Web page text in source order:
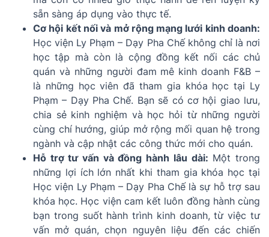
sẵn sàng áp dụng vào thực tế.
Cơ hội kết nối và mở rộng mạng lưới kinh doanh:
Học viện Ly Phạm – Dạy Pha Chế không chỉ là nơi
học tập mà còn là cộng đồng kết nối các chủ
quán và những người đam mê kinh doanh F&B –
là những học viên đã tham gia khóa học tại Ly
Phạm – Dạy Pha Chế. Bạn sẽ có cơ hội giao lưu,
chia sẻ kinh nghiệm và học hỏi từ những người
cùng chí hướng, giúp mở rộng mối quan hệ trong
ngành và cập nhật các công thức mới cho quán.
Hỗ trợ tư vấn và đồng hành lâu dài: Một trong
những lợi ích lớn nhất khi tham gia khóa học tại
Học viện Ly Phạm – Dạy Pha Chế là sự hỗ trợ sau
khóa học. Học viện cam kết luôn đồng hành cùng
bạn trong suốt hành trình kinh doanh, từ việc tư
vấn mở quán, chọn nguyên liệu đến các chiến